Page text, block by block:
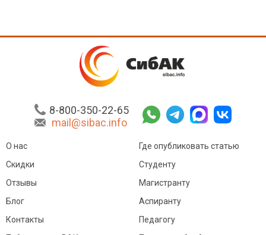
8-800-350-22-65
mail@sibac.info
О нас
Скидки
Отзывы
Блог
Контакты
Где опубликовать статью
Студенту
Магистранту
Аспиранту
Педагогу